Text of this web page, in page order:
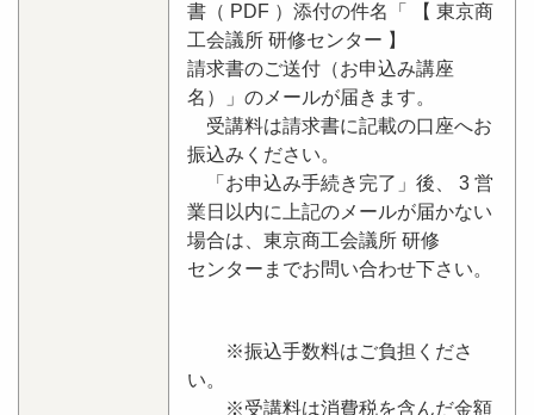
書（ PDF ）添付の件名「 【 東京商
工会議所 研修センター 】
請求書のご送付（お申込み講座
名）」のメールが届きます。
受講料は請求書に記載の口座へお
振込みください。
「お申込み手続き完了」後、 3 営
業日以内に上記のメールが届かない
場合は、東京商工会議所 研修
センターまでお問い合わせ下さい。
※振込手数料はご負担くださ
い。
※受講料は消費税を含んだ金額